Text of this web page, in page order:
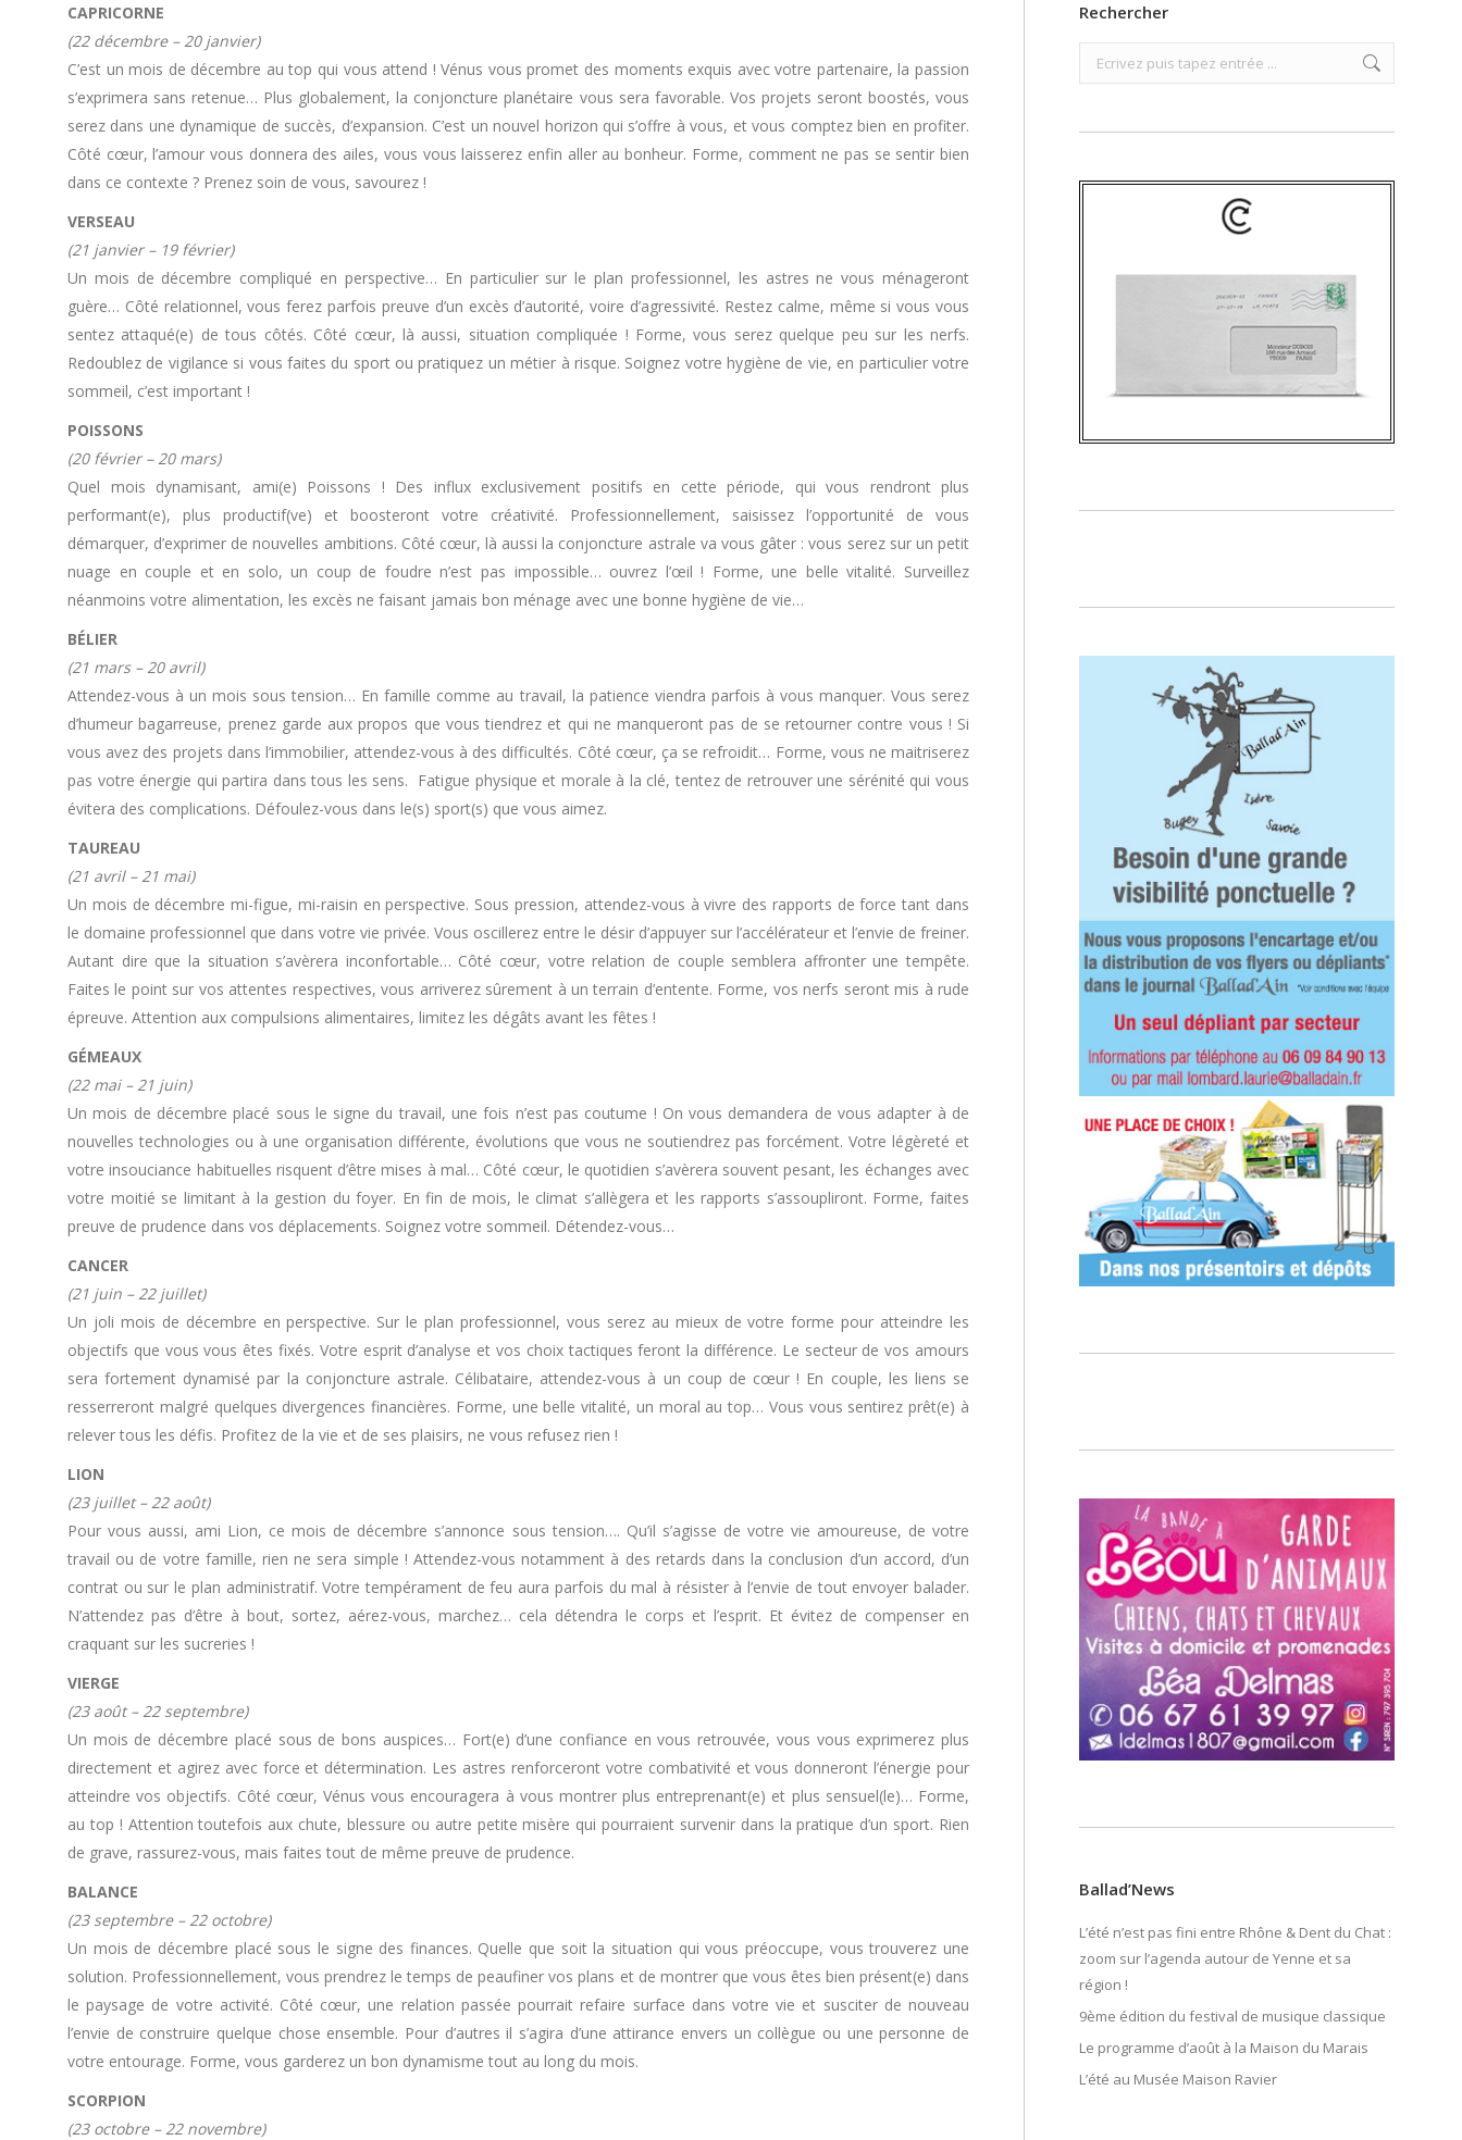
CAPRICORNE
(22 décembre – 20 janvier)
C’est un mois de décembre au top qui vous attend ! Vénus vous promet des moments exquis avec votre partenaire, la passion
s’exprimera sans retenue… Plus globalement, la conjoncture planétaire vous sera favorable. Vos projets seront boostés, vous
serez dans une dynamique de succès, d’expansion. C’est un nouvel horizon qui s’offre à vous, et vous comptez bien en profiter.
Côté cœur, l’amour vous donnera des ailes, vous vous laisserez enfin aller au bonheur. Forme, comment ne pas se sentir bien
dans ce contexte ? Prenez soin de vous, savourez !
VERSEAU
(21 janvier – 19 février)
Un mois de décembre compliqué en perspective… En particulier sur le plan professionnel, les astres ne vous ménageront
guère… Côté relationnel, vous ferez parfois preuve d’un excès d’autorité, voire d’agressivité. Restez calme, même si vous vous
sentez attaqué(e) de tous côtés. Côté cœur, là aussi, situation compliquée ! Forme, vous serez quelque peu sur les nerfs.
Redoublez de vigilance si vous faites du sport ou pratiquez un métier à risque. Soignez votre hygiène de vie, en particulier votre
sommeil, c’est important !
POISSONS
(20 février – 20 mars)
Quel mois dynamisant, ami(e) Poissons ! Des influx exclusivement positifs en cette période, qui vous rendront plus
performant(e), plus productif(ve) et boosteront votre créativité. Professionnellement, saisissez l’opportunité de vous
démarquer, d’exprimer de nouvelles ambitions. Côté cœur, là aussi la conjoncture astrale va vous gâter : vous serez sur un petit
nuage en couple et en solo, un coup de foudre n’est pas impossible… ouvrez l’œil ! Forme, une belle vitalité. Surveillez
néanmoins votre alimentation, les excès ne faisant jamais bon ménage avec une bonne hygiène de vie…
BÉLIER
(21 mars – 20 avril)
Attendez-vous à un mois sous tension… En famille comme au travail, la patience viendra parfois à vous manquer. Vous serez
d’humeur bagarreuse, prenez garde aux propos que vous tiendrez et qui ne manqueront pas de se retourner contre vous ! Si
vous avez des projets dans l’immobilier, attendez-vous à des difficultés. Côté cœur, ça se refroidit… Forme, vous ne maitriserez
pas votre énergie qui partira dans tous les sens. Fatigue physique et morale à la clé, tentez de retrouver une sérénité qui vous
évitera des complications. Défoulez-vous dans le(s) sport(s) que vous aimez.
TAUREAU
(21 avril – 21 mai)
Un mois de décembre mi-figue, mi-raisin en perspective. Sous pression, attendez-vous à vivre des rapports de force tant dans
le domaine professionnel que dans votre vie privée. Vous oscillerez entre le désir d’appuyer sur l’accélérateur et l’envie de freiner.
Autant dire que la situation s’avèrera inconfortable… Côté cœur, votre relation de couple semblera affronter une tempête.
Faites le point sur vos attentes respectives, vous arriverez sûrement à un terrain d’entente. Forme, vos nerfs seront mis à rude
épreuve. Attention aux compulsions alimentaires, limitez les dégâts avant les fêtes !
GÉMEAUX
(22 mai – 21 juin)
Un mois de décembre placé sous le signe du travail, une fois n’est pas coutume ! On vous demandera de vous adapter à de
nouvelles technologies ou à une organisation différente, évolutions que vous ne soutiendrez pas forcément. Votre légèreté et
votre insouciance habituelles risquent d’être mises à mal… Côté cœur, le quotidien s’avèrera souvent pesant, les échanges avec
votre moitié se limitant à la gestion du foyer. En fin de mois, le climat s’allègera et les rapports s’assoupliront. Forme, faites
preuve de prudence dans vos déplacements. Soignez votre sommeil. Détendez-vous…
CANCER
(21 juin – 22 juillet)
Un joli mois de décembre en perspective. Sur le plan professionnel, vous serez au mieux de votre forme pour atteindre les
objectifs que vous vous êtes fixés. Votre esprit d’analyse et vos choix tactiques feront la différence. Le secteur de vos amours
sera fortement dynamisé par la conjoncture astrale. Célibataire, attendez-vous à un coup de cœur ! En couple, les liens se
resserreront malgré quelques divergences financières. Forme, une belle vitalité, un moral au top… Vous vous sentirez prêt(e) à
relever tous les défis. Profitez de la vie et de ses plaisirs, ne vous refusez rien !
LION
(23 juillet – 22 août)
Pour vous aussi, ami Lion, ce mois de décembre s’annonce sous tension…. Qu’il s’agisse de votre vie amoureuse, de votre
travail ou de votre famille, rien ne sera simple ! Attendez-vous notamment à des retards dans la conclusion d’un accord, d’un
contrat ou sur le plan administratif. Votre tempérament de feu aura parfois du mal à résister à l’envie de tout envoyer balader.
N’attendez pas d’être à bout, sortez, aérez-vous, marchez… cela détendra le corps et l’esprit. Et évitez de compenser en
craquant sur les sucreries !
VIERGE
(23 août – 22 septembre)
Un mois de décembre placé sous de bons auspices… Fort(e) d’une confiance en vous retrouvée, vous vous exprimerez plus
directement et agirez avec force et détermination. Les astres renforceront votre combativité et vous donneront l’énergie pour
atteindre vos objectifs. Côté cœur, Vénus vous encouragera à vous montrer plus entreprenant(e) et plus sensuel(le)… Forme,
au top ! Attention toutefois aux chute, blessure ou autre petite misère qui pourraient survenir dans la pratique d’un sport. Rien
de grave, rassurez-vous, mais faites tout de même preuve de prudence.
BALANCE
(23 septembre – 22 octobre)
Un mois de décembre placé sous le signe des finances. Quelle que soit la situation qui vous préoccupe, vous trouverez une
solution. Professionnellement, vous prendrez le temps de peaufiner vos plans et de montrer que vous êtes bien présent(e) dans
le paysage de votre activité. Côté cœur, une relation passée pourrait refaire surface dans votre vie et susciter de nouveau
l’envie de construire quelque chose ensemble. Pour d’autres il s’agira d’une attirance envers un collègue ou une personne de
votre entourage. Forme, vous garderez un bon dynamisme tout au long du mois.
SCORPION
(23 octobre – 22 novembre)
Rechercher
Search:
Ballad’News
L’été n’est pas fini entre Rhône & Dent du Chat :
zoom sur l’agenda autour de Yenne et sa
région !
9ème édition du festival de musique classique
Le programme d’août à la Maison du Marais
L’été au Musée Maison Ravier